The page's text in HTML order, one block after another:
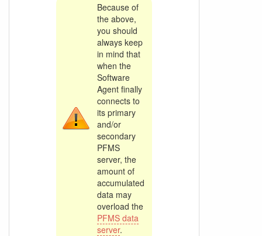
Because of
the above,
you should
always keep
in mind that
when the
Software
Agent finally
connects to
its primary
and/or
secondary
PFMS
server, the
amount of
accumulated
data may
overload the
PFMS data
server.